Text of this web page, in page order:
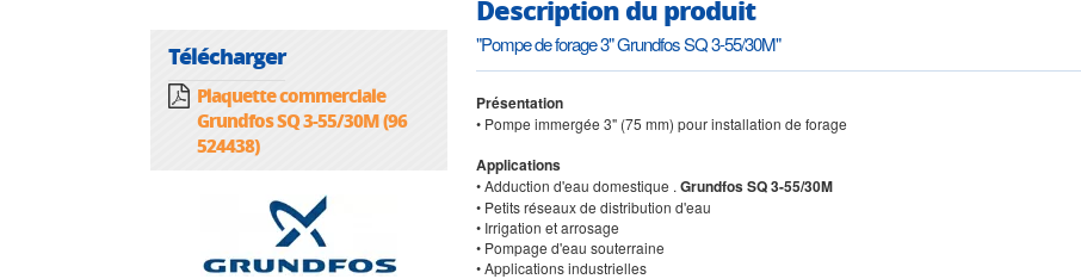
Télécharger
Plaquette commerciale
Grundfos SQ 3-55/30M (96
524438)
Description du produit
"Pompe de forage 3" Grundfos SQ 3-55/30M"
Présentation
• Pompe immergée 3" (75 mm) pour installation de forage
Applications
• Adduction d'eau domestique . Grundfos SQ 3-55/30M
• Petits réseaux de distribution d'eau
• Irrigation et arrosage
• Pompage d'eau souterraine
• Applications industrielles